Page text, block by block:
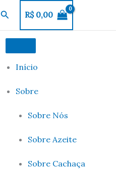
Pesquisar
R$0,00
Início
Sobre
Sobre Nós
Sobre Azeite
Sobre Cachaça